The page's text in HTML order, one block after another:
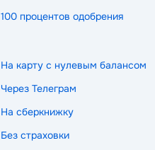
100 процентов одобрения
На карту с нулевым балансом
Через Телеграм
На сберкнижку
Без страховки